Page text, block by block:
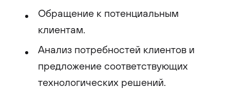
Обращение к потенциальным
клиентам.
Анализ потребностей клиентов и
предложение соответствующих
технологических решений.